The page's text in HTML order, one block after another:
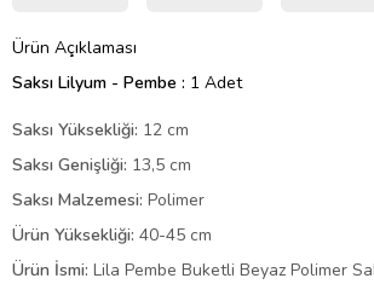
Ürün Açıklaması
Saksı Lilyum - Pembe : 1 Adet
Saksı Yüksekliği: 12 cm
Saksı Genişliği: 13,5 cm
Saksı Malzemesi: Polimer
Ürün Yüksekliği: 40-45 cm
Ürün İsmi: Lila Pembe Buketli Beyaz Polimer